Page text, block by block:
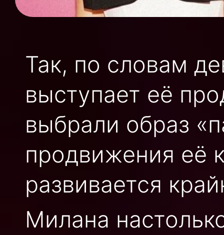
Так, по словам
выступает её
выбрали образ
продвижения её
развивается
Милана